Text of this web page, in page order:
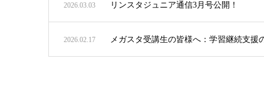
2026.03.03 リンスタジュニア通信3月号公開！
2026.02.17 メガスタ受講生の皆様へ：学習継続支援